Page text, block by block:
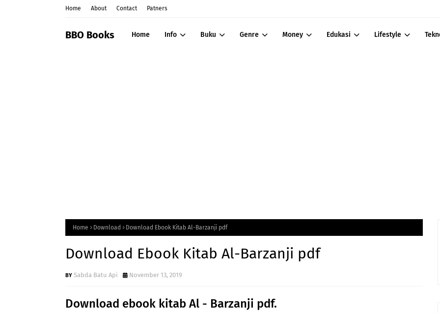
Home About Contact Patners
BBO Books Home Info Buku Genre Money Edukasi Lifestyle
Home Download Download Ebook Kitab Al-Barzanji pdf
Download Ebook Kitab Al-Barzanji pdf
Sabda Batu Api November 13, 2019
Download ebook kitab Al - Barzanji pdf.